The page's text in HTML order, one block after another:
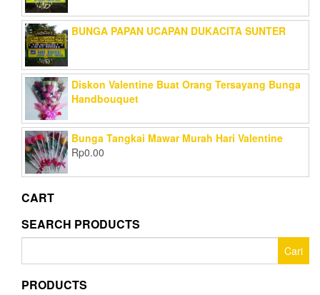
BUNGA PAPAN UCAPAN DUKACITA SUNTER
Diskon Valentine Buat Orang Tersayang Bunga
Handbouquet
Bunga Tangkai Mawar Murah Hari Valentine
Rp0.00
CART
SEARCH PRODUCTS
PRODUCTS